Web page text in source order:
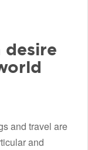
desire
and travel are
and